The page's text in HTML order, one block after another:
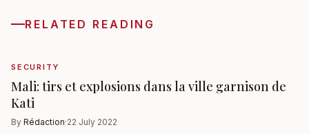
RELATED READING
SECURITY
Mali: tirs et explosions dans la ville garnison de
Kati
By Rédaction·22 July 2022